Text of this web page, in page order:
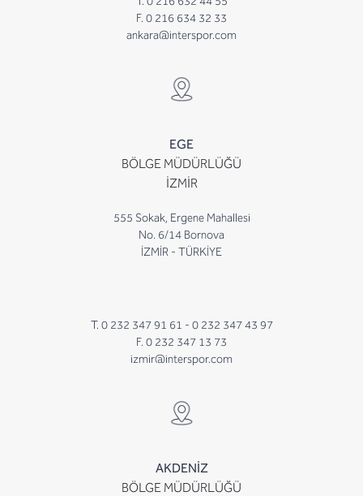
F. 0 216 634 32 33
ankara@interspor.com
EGE
BÖLGE MÜDÜRLÜĞÜ
İZMİR
555 Sokak, Ergene Mahallesi
No. 6/14 Bornova
İZMİR - TÜRKİYE
T. 0 232 347 91 61 - 0 232 347 43 97
F. 0 232 347 13 73
izmir@interspor.com
AKDENİZ
BÖLGE MÜDÜRLÜĞÜ